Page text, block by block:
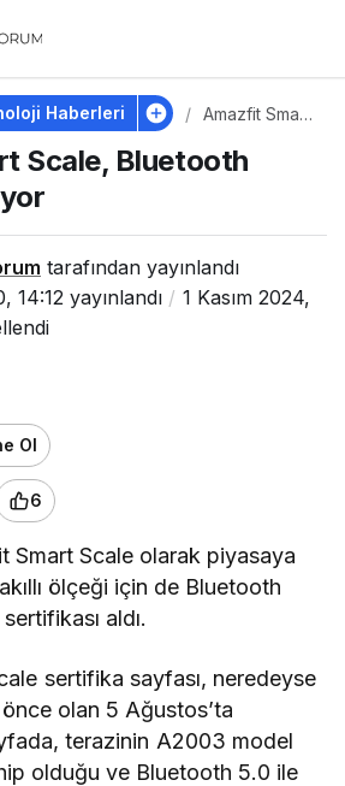
Haberleri
Amazfit Smart
Bluetooth
Sertifikası
Scale, Bluetooth
tarafından yayınlandı
14:12 yayınlandı
1 Kasım 2024,
Ol
6
Smart Scale olarak piyasaya
ölçeği için de Bluetooth
sertifikası aldı.
sertifika sayfası, neredeyse
olan 5 Ağustos’ta
terazinin A2003 model
olduğu ve Bluetooth 5.0 ile